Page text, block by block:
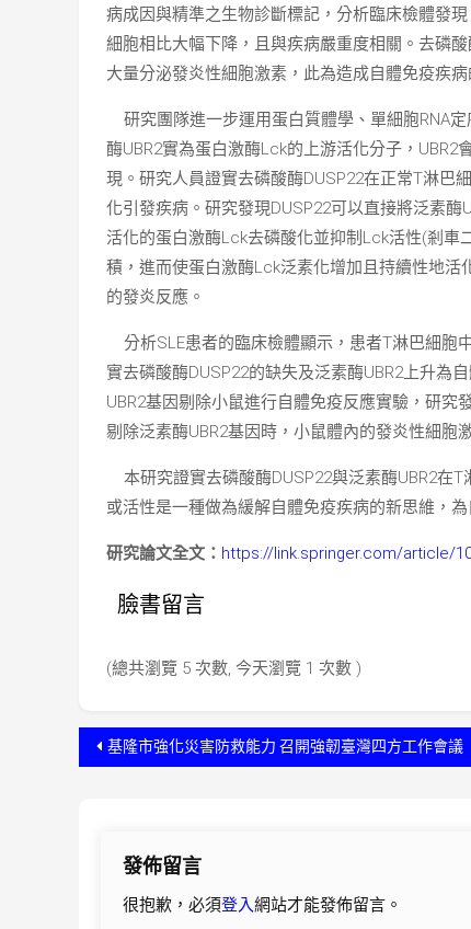
病成因與精準之生物診斷標記，分析臨床檢體發
細胞相比大幅下降，且與疾病嚴重度相關。去磷
大量分泌發炎性細胞激素，此為造成自體免疫疾病
研究團隊進一步運用蛋白質體學、單細胞RNA
酶UBR2實為蛋白激酶Lck的上游活化分子，
現。研究人員證實去磷酸酶DUSP22在正常T淋巴
化引發疾病。研究發現DUSP22可以直接將泛素酶
活化的蛋白激酶Lck去磷酸化並抑制Lck活性(剎車
積，進而使蛋白激酶Lck泛素化增加且持續性地
的發炎反應。
分析SLE患者的臨床檢體顯示，患者T淋巴細胞
實去磷酸酶DUSP22的缺失及泛素酶UBR2上升為
UBR2基因剔除小鼠進行自體免疫反應實驗，研究
剔除泛素酶UBR2基因時，小鼠體內的發炎性細胞
本研究證實去磷酸酶DUSP22與泛素酶UBR2在
或活性是一種做為緩解自體免疫疾病的新思維，
研究論文全文： https://link.springer.com/article/
臉書留言
(總共瀏覽 5 次數, 今天瀏覽 1 次數 )
文基隆市強化災害防救能力 召開強韌臺灣四方工作會議
發佈留言
很抱歉，必須登入網站才能發佈留言。